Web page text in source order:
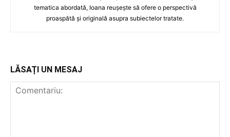
tematica abordată, Ioana reușește să ofere o perspectivă
proaspătă și originală asupra subiectelor tratate.
LĂSAȚI UN MESAJ